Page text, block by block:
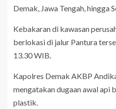
Demak, Jawa Tengah, hingga
Kebakaran di kawasan
berlokasi di jalur Pantura
13.30 WIB.
Kapolres Demak AKBP
mengatakan dugaan awal api
plastik.